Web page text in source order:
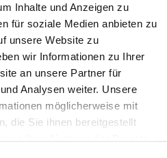
Inhalte und Anzeigen zu
für soziale Medien anbieten zu
unsere Website zu
wir Informationen zu Ihrer
an unsere Partner für
Analysen weiter. Unsere
möglicherweise mit
die Sie ihnen bereitgestellt